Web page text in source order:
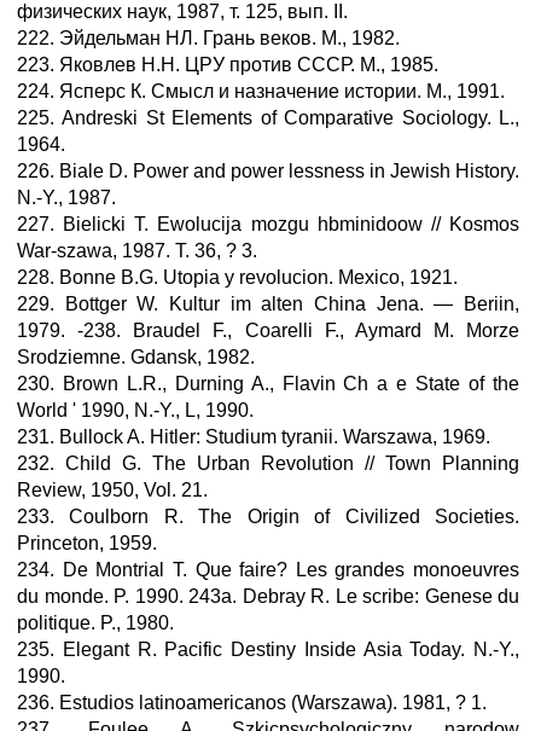
физических наук, 1987, т. 125, вып. II.
222. Эйдельман НЛ. Грань веков. М., 1982.
223. Яковлев Н.Н. ЦРУ против СССР. М., 1985.
224. Ясперс К. Смысл и назначение истории. М., 1991.
225. Andreski St Elements of Comparative Sociology. L.,
1964.
226. Biale D. Power and power lessness in Jewish History.
N.-Y., 1987.
227. Bielicki T. Ewolucija mozgu hbminidoow // Kosmos
War-szawa, 1987. T. 36, ? 3.
228. Bonne B.G. Utopia у revolucion. Mexico, 1921.
229. Bottger W. Kultur im alten China Jena. — Beriin,
1979. -238. Braudel F., Coarelli F., Aymard M. Morze
Srodziemne. Gdansk, 1982.
230. Brown L.R., Durning A., Flavin Ch a e State of the
World ' 1990, N.-Y., L, 1990.
231. Bullock A. Hitler: Studium tyranii. Warszawa, 1969.
232. Child G. The Urban Revolution // Town Planning
Review, 1950, Vol. 21.
233. Coulborn R. The Origin of Civilized Societies.
Princeton, 1959.
234. De Montrial T. Que faire? Les grandes monoeuvres
du monde. P. 1990. 243a. Debray R. Le scribe: Genese du
politique. P., 1980.
235. Elegant R. Pacific Destiny Inside Asia Today. N.-Y.,
1990.
236. Estudios latinoamericanos (Warszawa). 1981, ? 1.